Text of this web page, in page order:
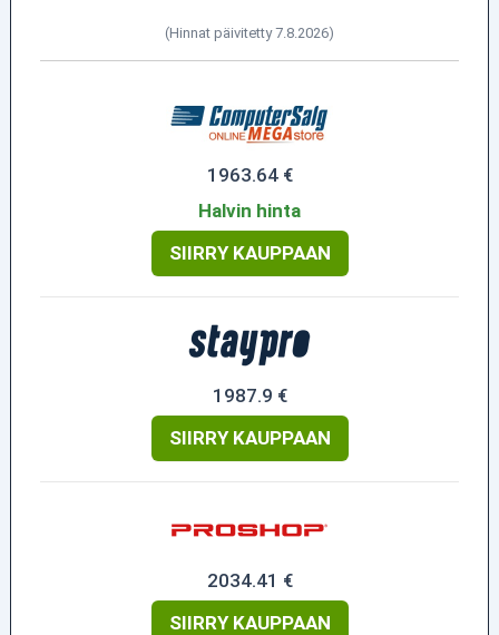
(Hinnat päivitetty 7.8.2026)
1963.64 €
Halvin hinta
SIIRRY KAUPPAAN
1987.9 €
SIIRRY KAUPPAAN
2034.41 €
SIIRRY KAUPPAAN